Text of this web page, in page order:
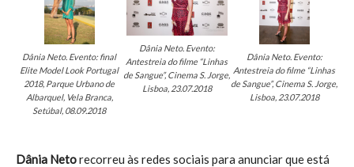
Dânia Neto. Evento: final
Elite Model Look Portugal
2018, Parque Urbano de
Albarquel, Vela Branca,
Setúbal, 08.09.2018
Dânia Neto. Evento:
Antestreia do filme “Linhas
de Sangue”, Cinema S. Jorge,
Lisboa, 23.07.2018
Dânia Neto. Evento:
Antestreia do filme “Linhas
de Sangue”, Cinema S. Jorge,
Lisboa, 23.07.2018
Dânia Netorecorreu às redes sociais para anunciar que está